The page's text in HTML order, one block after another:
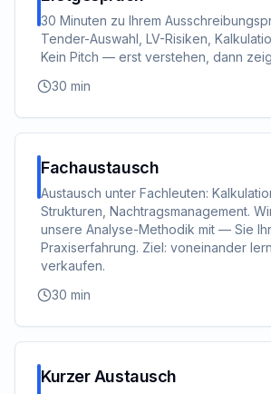
30 Minuten zu Ihrem
Tender-Auswahl, LV-Risiken,
Kein Pitch — erst verstehen, dann
30 min
Fachaustausch
Austausch unter Fachleuten:
Strukturen, Nachtragsmanagement.
unsere Analyse-Methodik mit — Sie
Praxiserfahrung. Ziel: voneinander
verkaufen.
30 min
Kurzer Austausch